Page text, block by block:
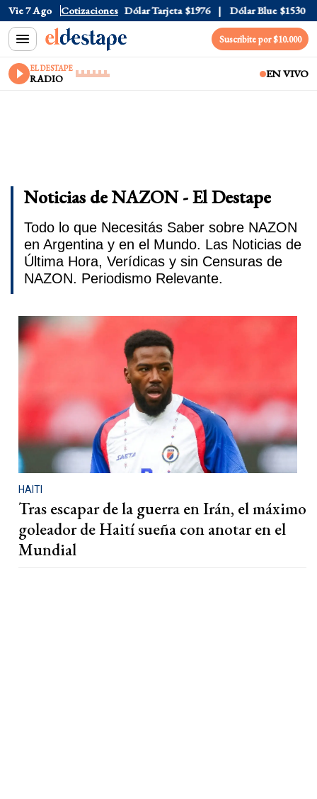
Vie 7 Ago Cotizaciones
Dólar Oficial $1520 Dólar Tarjeta $1976 Dólar Blue $1530
Suscribite por $10.000
EL DESTAPE
RADIO EN VIVO
Noticias de NAZON - El Destape
Todo lo que Necesitás Saber sobre NAZON
en Argentina y en el Mundo. Las Noticias de
Última Hora, Verídicas y sin Censuras de
NAZON. Periodismo Relevante.
HAITI
Tras escapar de la guerra en Irán, el máximo
goleador de Haití sueña con anotar en el
Mundial